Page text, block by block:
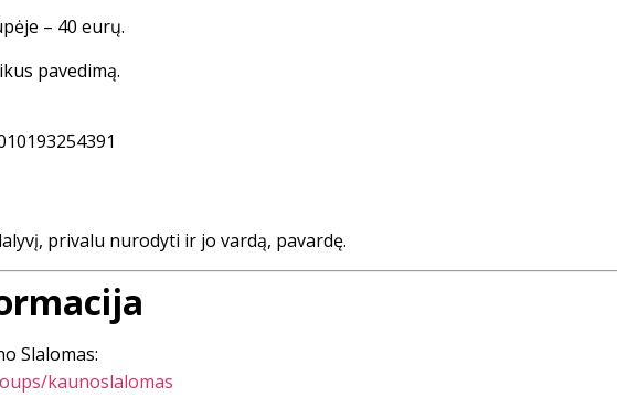
– 40 eurų.
pavedimą.
privalu nurodyti ir jo vardą, pavardę.
Slalomas:
kaunoslalomas